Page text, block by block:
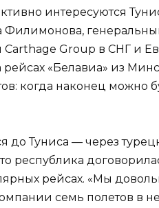
интересуются
Group в СНГ и
«Белавиа» из
когда наконец можно
до Туниса — через
республика
рейсах. «Мы
семь полетов в